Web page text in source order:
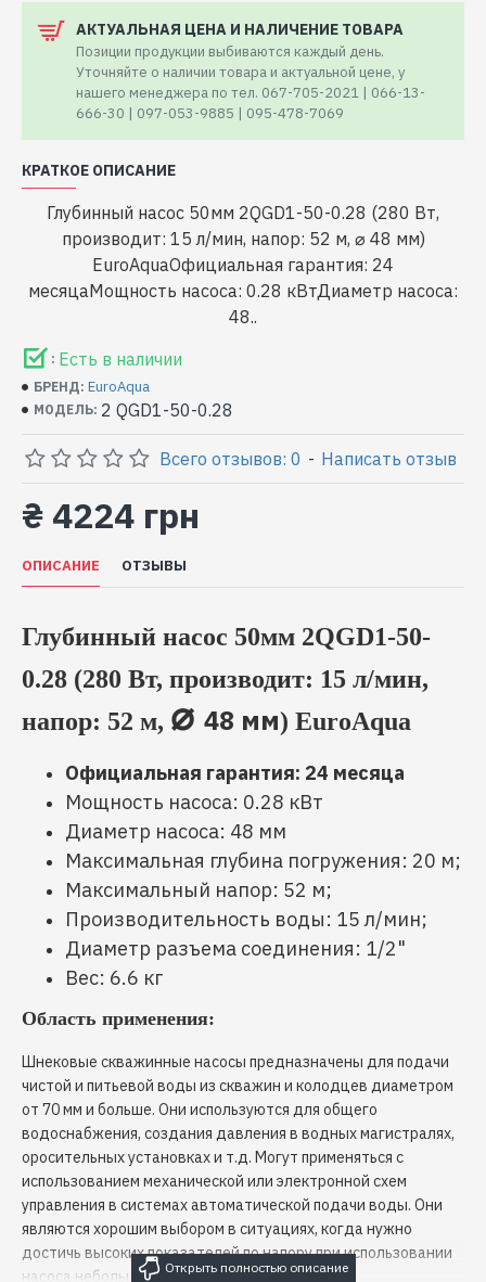
АКТУАЛЬНАЯ ЦЕНА И НАЛИЧЕНИЕ ТОВАРА
Позиции продукции выбиваются каждый день.
Уточняйте о наличии товара и актуальной цене, у
нашего менеджера по тел. 067-705-2021 | 066-13-
666-30 | 097-053-9885 | 095-478-7069
КРАТКОЕ ОПИСАНИЕ
Глубинный насос 50мм 2QGD1-50-0.28 (280 Вт,
производит: 15 л/мин, напор: 52 м, ⌀ 48 мм)
EuroAquaОфициальная гарантия: 24
месяцаМощность насоса: 0.28 кВтДиаметр насоса:
48..
: Есть в наличии
БРЕНД: EuroAqua
МОДЕЛЬ: 2 QGD1-50-0.28
Всего отзывов: 0 - Написать отзыв
₴ 4224 грн
ОПИСАНИЕ ОТЗЫВЫ
Глубинный насос 50мм 2QGD1-50-
0.28 (280 Вт, производит: 15 л/мин,
напор: 52 м, ⌀ 48 мм) EuroAqua
Официальная гарантия: 24 месяца
Мощность насоса: 0.28 кВт
Диаметр насоса: 48 мм
Максимальная глубина погружения: 20 м;
Максимальный напор: 52 м;
Производительность воды: 15 л/мин;
Диаметр разъема соединения: 1/2"
Вес: 6.6 кг
Область применения:
Шнековые скважинные насосы предназначены для подачи
чистой и питьевой воды из скважин и колодцев диаметром
от 70 мм и больше. Они используются для общего
водоснабжения, создания давления в водных магистралях,
оросительных установках и т.д. Могут применяться с
использованием механической или электронной схем
управления в системах автоматической подачи воды. Они
являются хорошим выбором в ситуациях, когда нужно
достичь высоких показателей по напору при использовании
насоса небольшой мощности.